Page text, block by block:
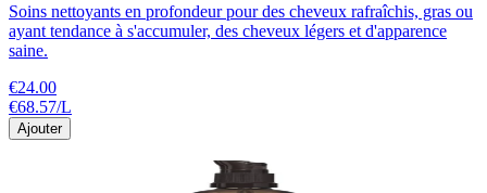
Soins nettoyants en profondeur pour des cheveux rafraîchis, gras ou
ayant tendance à s'accumuler, des cheveux légers et d'apparence
saine.
€24.00
€68.57/L
Ajouter